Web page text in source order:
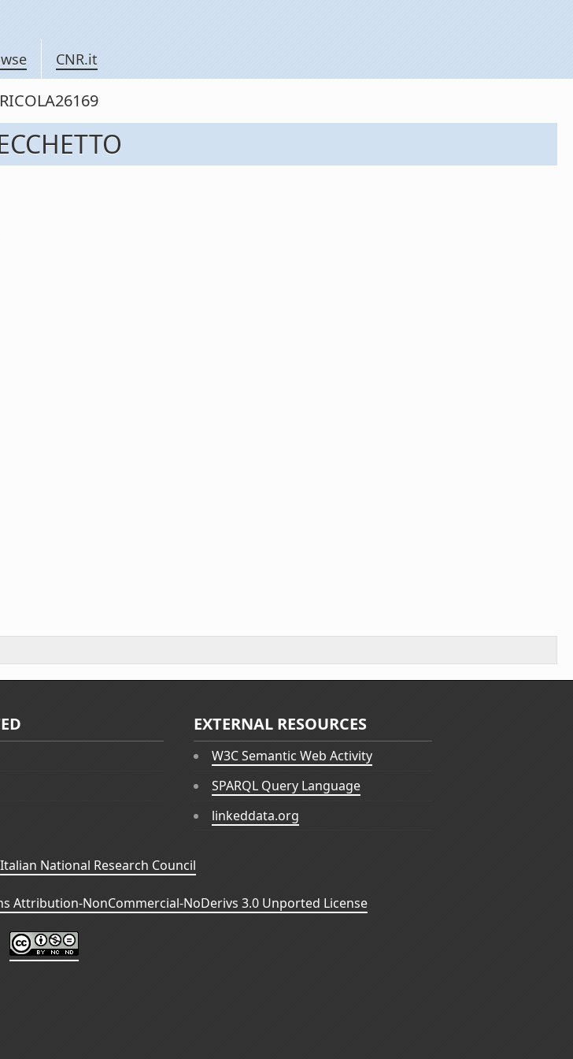
CNR.it
EXTERNAL RESOURCES
W3C Semantic Web Activity
SPARQL Query Language
linkeddata.org
Italian National Research Council
Attribution-NonCommercial-NoDerivs 3.0 Unported License